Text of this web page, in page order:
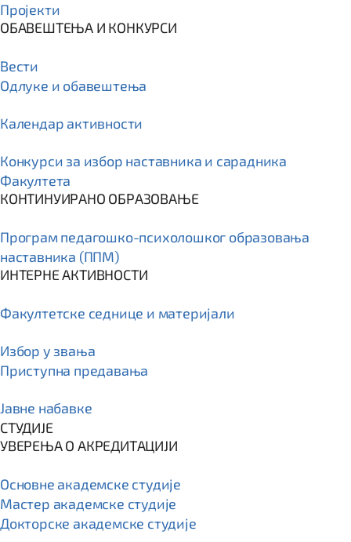
Пројекти
ОБАВЕШТЕЊА И КОНКУРСИ
Вести
Одлуке и обавештења
Календар активности
Конкурси за избор наставника и сарадника
Факултета
КОНТИНУИРАНО ОБРАЗОВАЊЕ
Програм пeдагошко-психолошког образовања
наставника (ППМ)
ИНТЕРНЕ АКТИВНОСТИ
Факултетске седнице и материјали
Избор у звања
Приступна предавања
Јавне набавке
СТУДИЈЕ
УВЕРЕЊА О АКРЕДИТАЦИЈИ
Основне академске студије
Мастер академске студије
Докторске академске студије